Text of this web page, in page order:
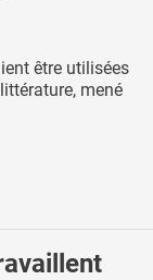
être utilisées
mené